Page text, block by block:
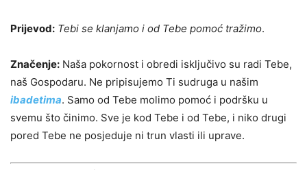
Prijevod: Tebi se klanjamo i od Tebe pomoć tražimo.
Značenje: Naša pokornost i obredi isključivo su radi Tebe,
naš Gospodaru. Ne pripisujemo Ti sudruga u našim
ibadetima. Samo od Tebe molimo pomoć i podršku u
svemu što činimo. Sve je kod Tebe i od Tebe, i niko drugi
pored Tebe ne posjeduje ni trun vlasti ili uprave.